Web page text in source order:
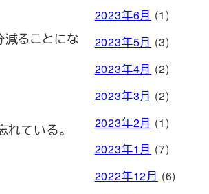
ることにな
ている。
2023年6月 (1)
2023年5月 (3)
2023年4月 (2)
2023年3月 (2)
2023年2月 (1)
2023年1月 (7)
2022年12月 (6)